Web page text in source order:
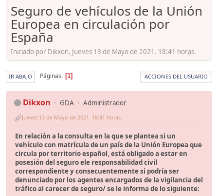
Seguro de vehículos de la Unión
Europea en circulación por
España
Iniciado por Dikxon, Jueves 13 de Mayo de 2021. 18:41 horas.
IR ABAJO Páginas 1 ACCIONES DEL USUARIO
Dikxon GDA Administrador
Jueves 13 de Mayo de 2021. 18:41 horas.
En relación a la consulta en la que se plantea si un
vehículo con matrícula de un país de la Unión Europea que
circula por territorio español, está obligado a estar en
posesión del seguro ele responsabilidad civil
correspondiente y consecuentemente si podría ser
denunciado por los agentes encargados de la vigilancia del
tráfico al carecer de seguro/ se le informa de lo siguiente: